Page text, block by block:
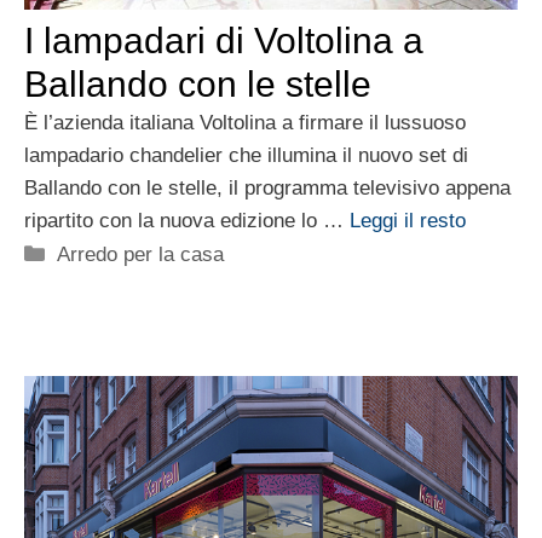
I lampadari di Voltolina a
Ballando con le stelle
È l’azienda italiana Voltolina a firmare il lussuoso
lampadario chandelier che illumina il nuovo set di
Ballando con le stelle, il programma televisivo appena
ripartito con la nuova edizione lo … Leggi il resto
Categorie
Arredo per la casa